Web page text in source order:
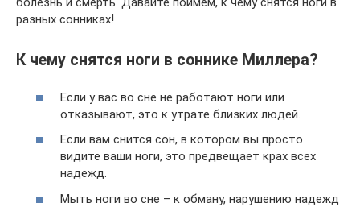
разных сонниках!
К чему снятся ноги в соннике Миллера?
Если у вас во сне не работают ноги или
отказывают, это к утрате близких людей.
Если вам снится сон, в котором вы просто
видите ваши ноги, это предвещает крах всех
надежд.
Мыть ноги во сне – к обману, нарушению надежд